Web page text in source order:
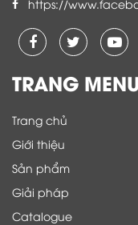
https://
TRANG
Trang chủ
Giới thiệu
Sản phẩm
Giải pháp
Catalogue